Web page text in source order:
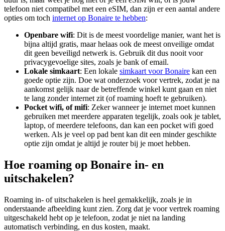
telefoon niet compatibel met een eSIM, dan zijn er een aantal andere
opties om toch internet op Bonaire te hebben:
Openbare wifi: Dit is de meest voordelige manier, want het is
bijna altijd gratis, maar helaas ook de meest onveilige omdat
dit geen beveiligd netwerk is. Gebruik dit dus nooit voor
privacygevoelige sites, zoals je bank of email.
Lokale simkaart: Een lokale simkaart voor Bonaire kan een
goede optie zijn. Doe wat onderzoek voor vertrek, zodat je na
aankomst gelijk naar de betreffende winkel kunt gaan en niet
te lang zonder internet zit (of roaming hoeft te gebruiken).
Pocket wifi, of mifi: Zeker wanneer je internet moet kunnen
gebruiken met meerdere apparaten tegelijk, zoals ook je tablet,
laptop, of meerdere telefoons, dan kan een pocket wifi goed
werken. Als je veel op pad bent kan dit een minder geschikte
optie zijn omdat je altijd je router bij je moet hebben.
Hoe roaming op Bonaire in- en
uitschakelen?
Roaming in- of uitschakelen is heel gemakkelijk, zoals je in
onderstaande afbeelding kunt zien. Zorg dat je voor vertrek roaming
uitgeschakeld hebt op je telefoon, zodat je niet na landing
automatisch verbinding, en dus kosten, maakt.